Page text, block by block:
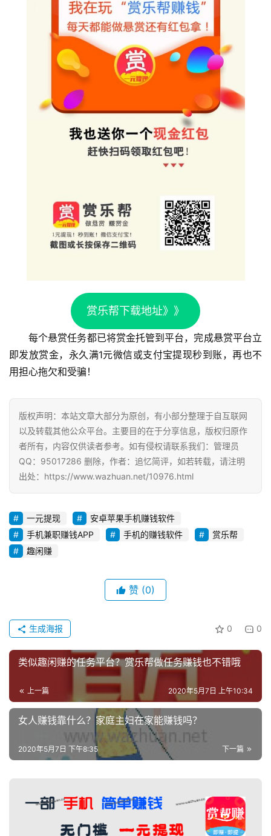
登录
赏乐帮下载地址》》
每个悬赏任务都已将赏金托管到平台，完成悬赏平台立
即发放赏金，永久满1元微信或支付宝提现秒到账，再也不
用担心拖欠和受骗！
版权声明：本站文章大部分为原创，有小部分整理于自互联网
以及转载其他公众平台。主要目的在于分享信息，版权归原作
者所有，内容仅供读者参考。如有侵权请联系我们：管理员
QQ：95017286 删除，作者：追忆简评，如若转载，请注明
出处：https://www.wazhuan.net/10976.html
一元提现
安卓苹果手机赚钱软件
手机兼职赚钱APP
手机的赚钱软件
赏乐帮
趣闲赚
赞 (0)
0 0
生成海报
类似趣闲赚的任务平台？赏乐帮做任务赚钱也不错哦
上一篇 2020年5月7日 上午10:34
女人赚钱靠什么？家庭主妇在家能赚钱吗？
下一篇
2020年5月7日 下午8:35